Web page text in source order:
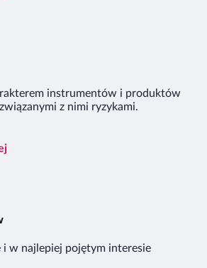
instrumentów i produktów
z nimi ryzykami.
Opis ryzyka
i w najlepiej pojętym interesie